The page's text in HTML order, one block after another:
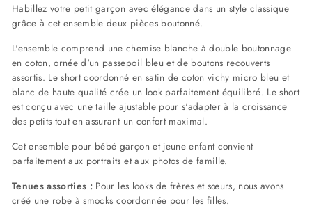
Habillez votre petit garçon avec élégance dans un style classique
grâce à cet ensemble deux pièces boutonné.
L'ensemble comprend une chemise blanche à double boutonnage
en coton, ornée d'un passepoil bleu et de boutons recouverts
assortis. Le short coordonné en satin de coton vichy micro bleu et
blanc de haute qualité crée un look parfaitement équilibré. Le short
est conçu avec une taille ajustable pour s'adapter à la croissance
des petits tout en assurant un confort maximal.
Cet ensemble pour bébé garçon et jeune enfant convient
parfaitement aux portraits et aux photos de famille.
Tenues assorties : Pour les looks de frères et sœurs, nous avons
créé une robe à smocks coordonnée pour les filles.